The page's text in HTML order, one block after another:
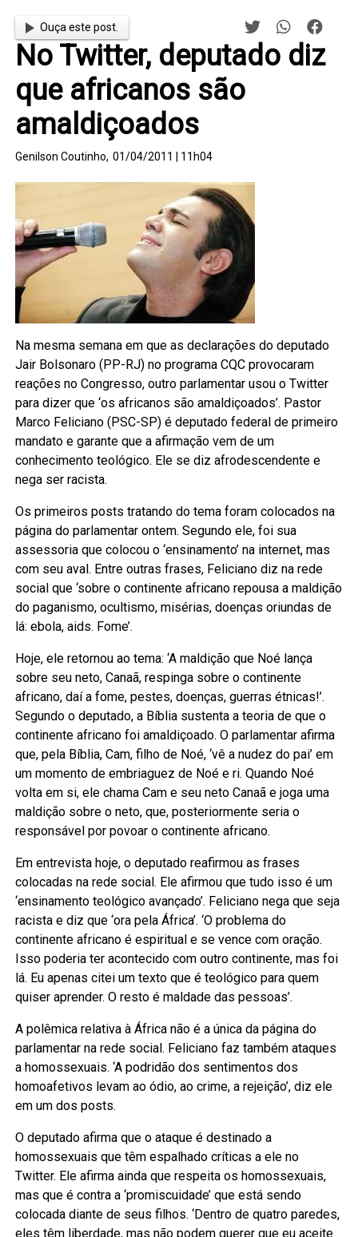
Ouça este post.
No Twitter, deputado diz
que africanos são
amaldiçoados
Genilson Coutinho, 01/04/2011 | 11h04
Na mesma semana em que as declarações do deputado
Jair Bolsonaro (PP-RJ) no programa CQC provocaram
reações no Congresso, outro parlamentar usou o Twitter
para dizer que ‘os africanos são amaldiçoados’. Pastor
Marco Feliciano (PSC-SP) é deputado federal de primeiro
mandato e garante que a afirmação vem de um
conhecimento teológico. Ele se diz afrodescendente e
nega ser racista.
Os primeiros posts tratando do tema foram colocados na
página do parlamentar ontem. Segundo ele, foi sua
assessoria que colocou o ‘ensinamento’ na internet, mas
com seu aval. Entre outras frases, Feliciano diz na rede
social que ‘sobre o continente africano repousa a maldição
do paganismo, ocultismo, misérias, doenças oriundas de
lá: ebola, aids. Fome’.
Hoje, ele retornou ao tema: ‘A maldição que Noé lança
sobre seu neto, Canaã, respinga sobre o continente
africano, daí a fome, pestes, doenças, guerras étnicas!’.
Segundo o deputado, a Bíblia sustenta a teoria de que o
continente africano foi amaldiçoado. O parlamentar afirma
que, pela Bíblia, Cam, filho de Noé, ‘vê a nudez do pai’ em
um momento de embriaguez de Noé e ri. Quando Noé
volta em si, ele chama Cam e seu neto Canaã e joga uma
maldição sobre o neto, que, posteriormente seria o
responsável por povoar o continente africano.
Em entrevista hoje, o deputado reafirmou as frases
colocadas na rede social. Ele afirmou que tudo isso é um
‘ensinamento teológico avançado’. Feliciano nega que seja
racista e diz que ‘ora pela África’. ‘O problema do
continente africano é espiritual e se vence com oração.
Isso poderia ter acontecido com outro continente, mas foi
lá. Eu apenas citei um texto que é teológico para quem
quiser aprender. O resto é maldade das pessoas’.
A polêmica relativa à África não é a única da página do
parlamentar na rede social. Feliciano faz também ataques
a homossexuais. ‘A podridão dos sentimentos dos
homoafetivos levam ao ódio, ao crime, a rejeição’, diz ele
em um dos posts.
O deputado afirma que o ataque é destinado a
homossexuais que têm espalhado críticas a ele no
Twitter. Ele afirma ainda que respeita os homossexuais,
mas que é contra a ‘promiscuidade’ que está sendo
colocada diante de seus filhos. ‘Dentro de quatro paredes,
eles têm liberdade, mas não podem querer que eu aceite